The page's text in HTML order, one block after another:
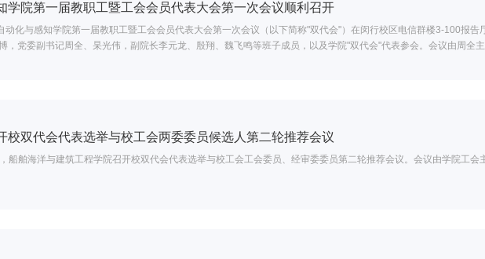
学院第一届教职工暨工会会员代表大会第一次会议顺利召开
动化与感知学院第一届教职工暨工会会员代表大会第一次会议（以下简称"双代会"）在闵行校区电信群楼3-100报告
，党委副书记周全、杲光伟，副院长李元龙、殷翔、魏飞鸣等班子成员，以及学院"双代会"代表参会。会议由周全主
校双代会代表选举与校工会两委委员候选人第二轮推荐会议
船舶海洋与建筑工程学院召开校双代会代表选举与校工会工会委员、经审委委员第二轮推荐会议。会议由学院工会